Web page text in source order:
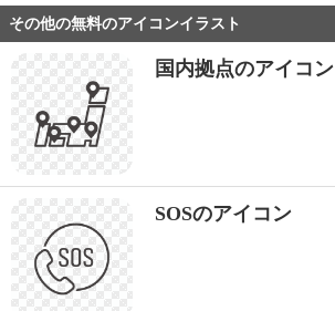
その他の無料のアイコンイラスト
国内拠点のアイコン
SOSのアイコン